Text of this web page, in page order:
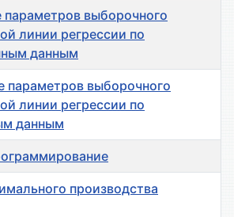
параметров выборочного
линии регрессии по
данным
параметров выборочного
линии регрессии по
данным
производства